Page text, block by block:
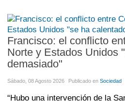
Francisco: el conflicto
Norte y Estados Unidos
demasiado"
Sábado, 08 Agosto 2026 Publicado en Sociedad
“Hubo una intervención de la